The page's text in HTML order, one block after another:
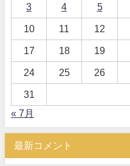
3 4 5
10 11 12
17 18 19
24 25 26
31
« 7月
最新コメント